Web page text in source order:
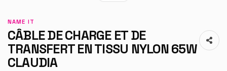
NAME IT
CÂBLE DE CHARGE ET DE
TRANSFERT EN TISSU NYLON 65W
CLAUDIA